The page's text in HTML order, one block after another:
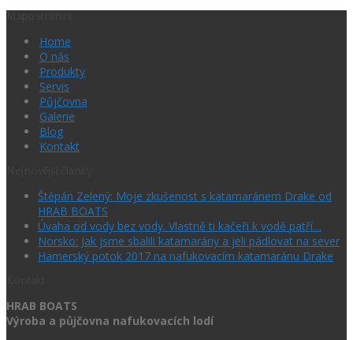
Home
O nás
Produkty
Servis
Půjčovna
Galerie
Blog
Kontakt
Štěpán Zelený: Moje zkušenost s katamaránem Drake od
HRAB BOATS
Úvaha od vody bez vody. Vlastně ti kačeři k vodě patří…
Norsko: Jak jsme sbalili katamarány a jeli pádlovat na sever
Hamerský potok 2017 na nafukovacím katamaránu Drake
HRAB BOATS
Výroba a půjčovna nafukovacích lodí